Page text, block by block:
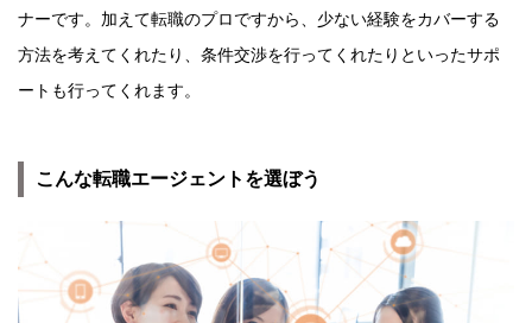
ナーです。加えて転職のプロですから、少ない経験をカバーする
方法を考えてくれたり、条件交渉を行ってくれたりといったサポ
ートも行ってくれます。
こんな転職エージェントを選ぼう